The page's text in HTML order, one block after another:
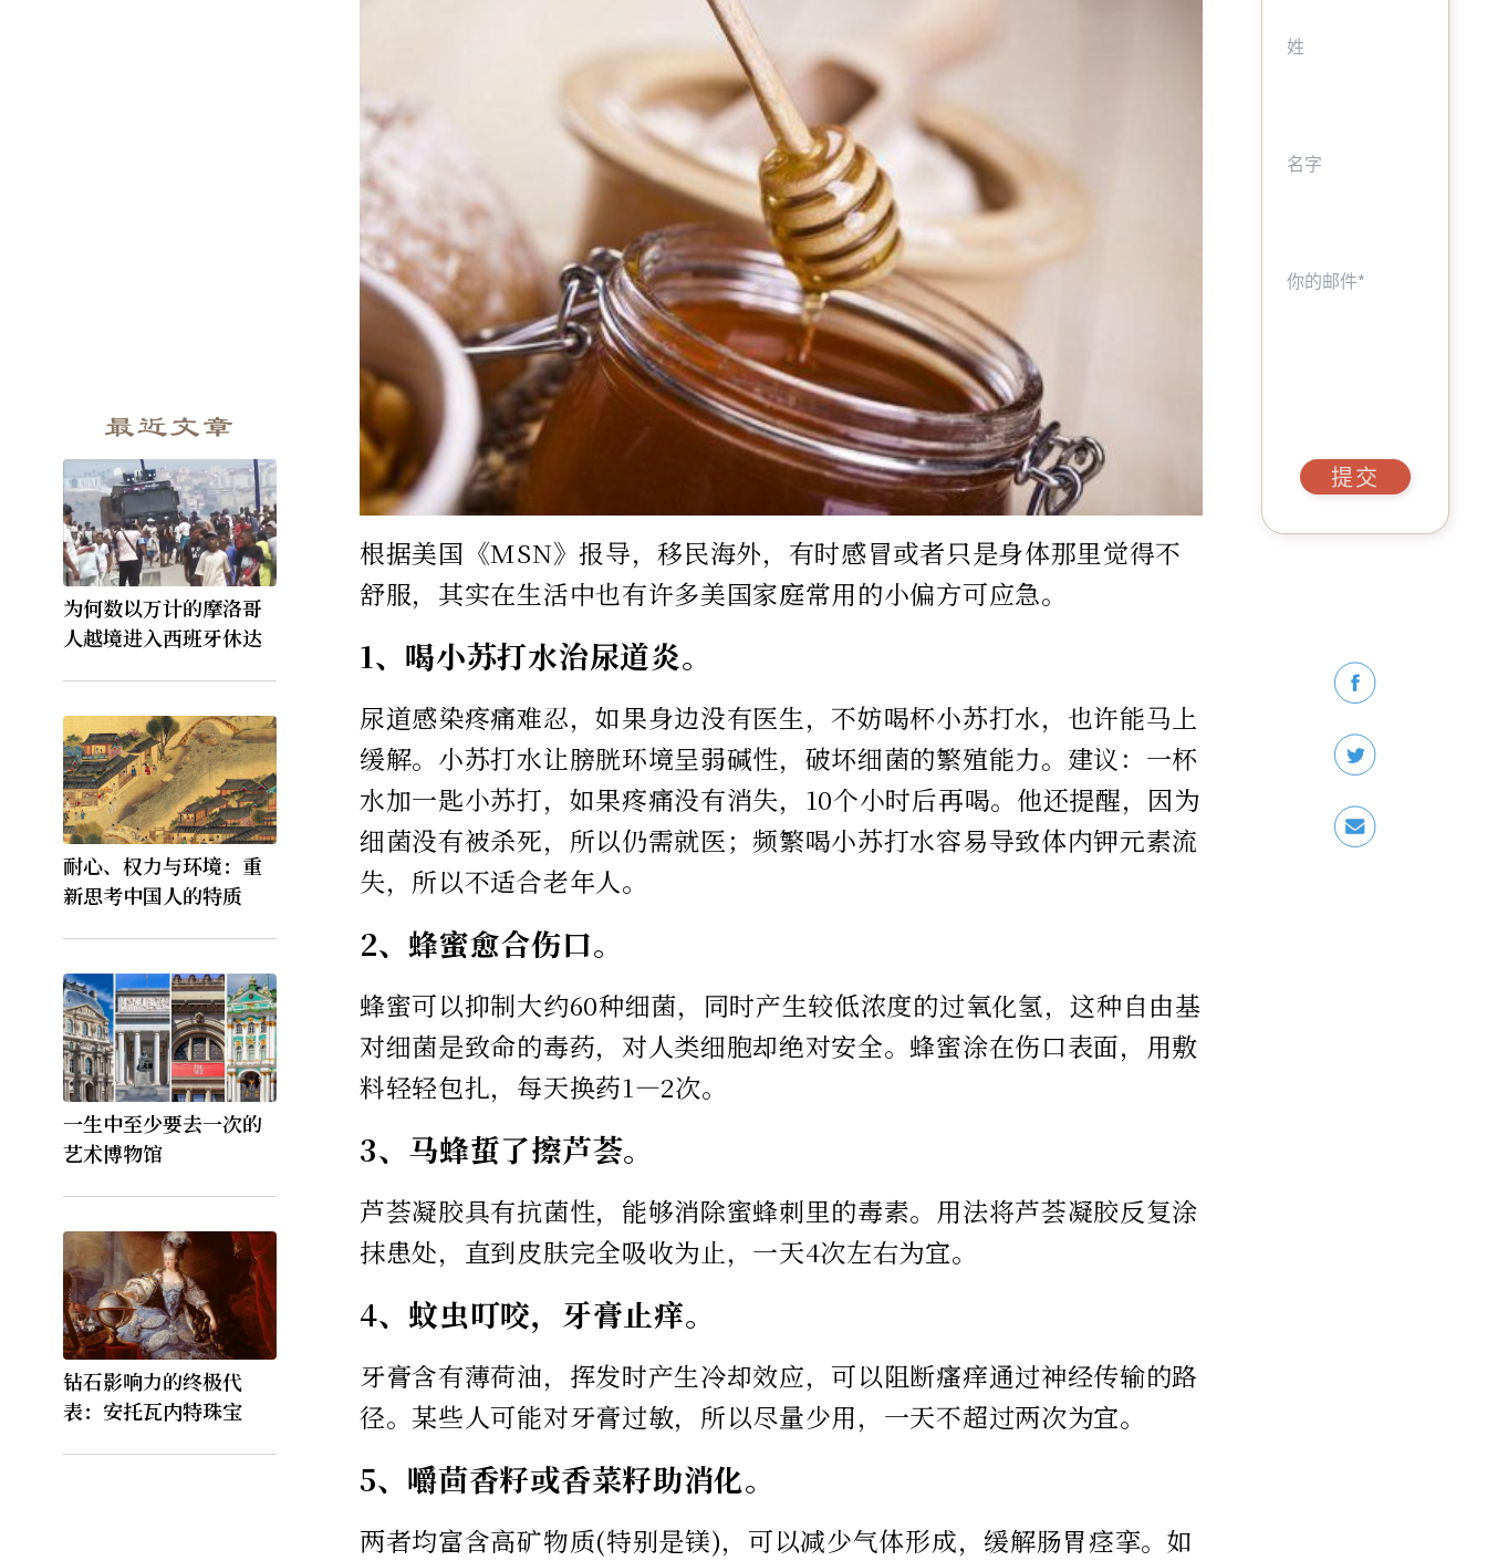
最近文章
为何数以万计的摩洛哥
人越境进入西班牙休达
耐心、权力与环境：重
新思考中国人的特质
一生中至少要去一次的
艺术博物馆
钻石影响力的终极代
表：安托瓦内特珠宝
根据美国《MSN》报导，移民海外，有时感冒或者只是身体那里觉得不
舒服，其实在生活中也有许多美国家庭常用的小偏方可应急。
1、喝小苏打水治尿道炎。
尿道感染疼痛难忍，如果身边没有医生，不妨喝杯小苏打水，也许能马上
缓解。小苏打水让膀胱环境呈弱碱性，破坏细菌的繁殖能力。建议：一杯
水加一匙小苏打，如果疼痛没有消失，10个小时后再喝。他还提醒，因为
细菌没有被杀死，所以仍需就医；频繁喝小苏打水容易导致体内钾元素流
失，所以不适合老年人。
2、蜂蜜愈合伤口。
蜂蜜可以抑制大约60种细菌，同时产生较低浓度的过氧化氢，这种自由基
对细菌是致命的毒药，对人类细胞却绝对安全。蜂蜜涂在伤口表面，用敷
料轻轻包扎，每天换药1—2次。
3、马蜂蜇了擦芦荟。
芦荟凝胶具有抗菌性，能够消除蜜蜂刺里的毒素。用法将芦荟凝胶反复涂
抹患处，直到皮肤完全吸收为止，一天4次左右为宜。
4、蚊虫叮咬，牙膏止痒。
牙膏含有薄荷油，挥发时产生冷却效应，可以阻断瘙痒通过神经传输的路
径。某些人可能对牙膏过敏，所以尽量少用，一天不超过两次为宜。
5、嚼茴香籽或香菜籽助消化。
两者均富含高矿物质(特别是镁)，可以减少气体形成，缓解肠胃痉挛。如
提交